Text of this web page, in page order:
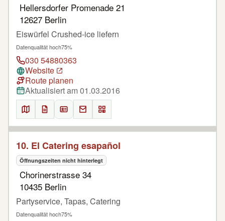
Hellersdorfer Promenade 21
12627 Berlin
Eiswürfel Crushed-ice liefern
Datenqualität hoch75%
030 54880363
Website
Route planen
Aktualisiert am 01.03.2016
10. El Catering esapañol
Öffnungszeiten nicht hinterlegt
Chorinerstrasse 34
10435 Berlin
Partyservice, Tapas, Catering
Datenqualität hoch75%